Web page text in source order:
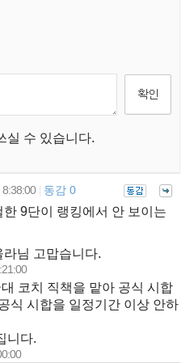
실 수 있습니다.
동감 0
9단이 랭킹에서 안 보이는
라님 고맙습니다.
코치 직책을 맡아 공식 시합
식 시합을 일정기간 이상 안하
니다.